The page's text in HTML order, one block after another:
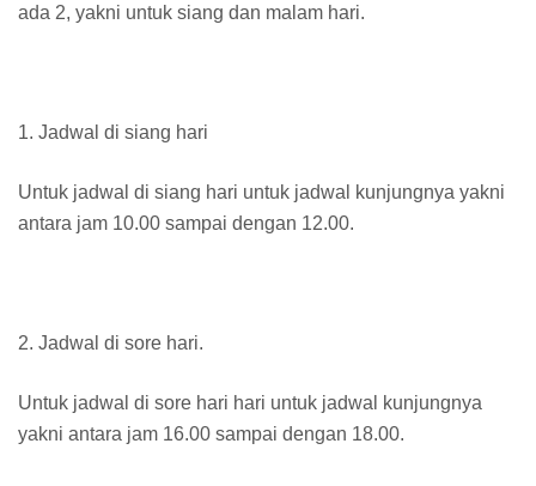
ada 2, yakni untuk siang dan malam hari.
1. Jadwal di siang hari
Untuk jadwal di siang hari untuk jadwal kunjungnya yakni
antara jam 10.00 sampai dengan 12.00.
2. Jadwal di sore hari.
Untuk jadwal di sore hari hari untuk jadwal kunjungnya
yakni antara jam 16.00 sampai dengan 18.00.